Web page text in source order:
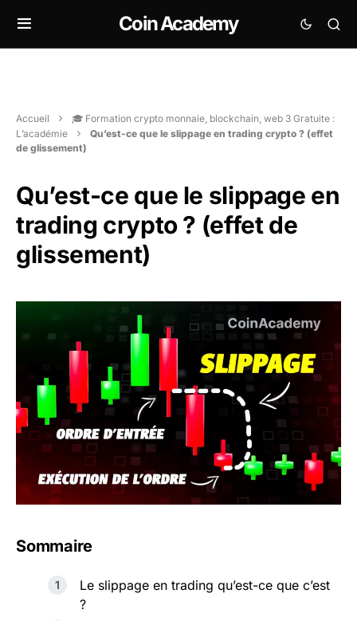
Coin Academy
Accueil
🎓 Formation crypto monnaie, blockchain, web 3 Gratuite :
L’académie
Qu’est-ce que le slippage en trading crypto ? (effet
de glissement)
Qu’est-ce que le slippage en
trading crypto ? (effet de
glissement)
Sommaire
Le slippage en trading qu’est-ce que c’est
?